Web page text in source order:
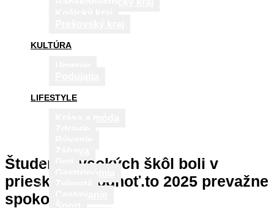
KULTÚRA
LIFESTYLE
Študenti vysokých škôl boli v
prieskume Hodnoť.to 2025 prevažne
spokojní